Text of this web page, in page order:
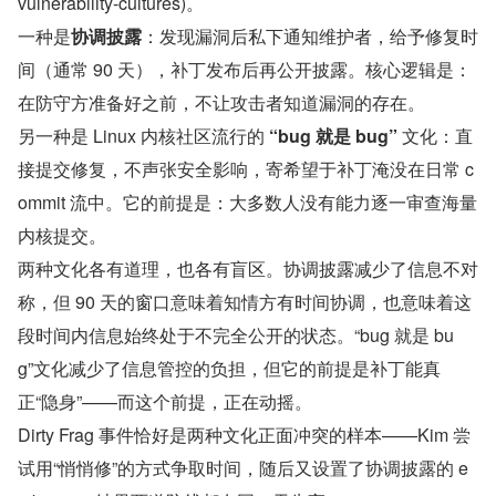
一种是协调披露 ：发现漏洞后私下通知维护者，给予修复时
间（通常 90 天），补丁发布后再公开披露。核心逻辑是：
在防守方准备好之前，不让攻击者知道漏洞的存在。
另一种是 Linux 内核社区流行的 “bug 就是 bug” 文化：直
接提交修复，不声张安全影响，寄希望于补丁淹没在日常 c
ommit 流中。它的前提是：大多数人没有能力逐一审查海量
内核提交。
两种文化各有道理，也各有盲区。协调披露减少了信息不对
称，但 90 天的窗口意味着知情方有时间协调，也意味着这
段时间内信息始终处于不完全公开的状态。“bug 就是 bu
g”文化减少了信息管控的负担，但它的前提是补丁能真
正“隐身”——而这个前提，正在动摇。
Dirty Frag 事件恰好是两种文化正面冲突的样本——Kim 尝
试用“悄悄修”的方式争取时间，随后又设置了协调披露的 e